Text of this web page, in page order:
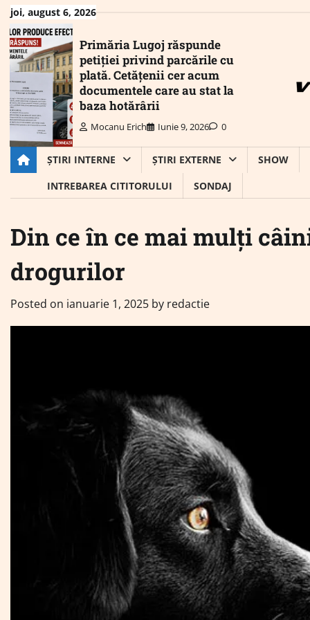
Skip
content
joi, august 6, 2026
Primăria Lugoj răspunde
petiției privind parcările cu
plată. Cetățenii cer acum
documentele care au stat la
baza hotărârii
Mocanu Erich Iunie 9, 2026 0
ȘTIRI INTERNE ȘTIRI EXTERNE
SHOW
INTREBAREA CITITORULUI
SONDAJ
Din ce în ce mai mulți
drogurilor
Posted on ianuarie 1, 2025 by redactie